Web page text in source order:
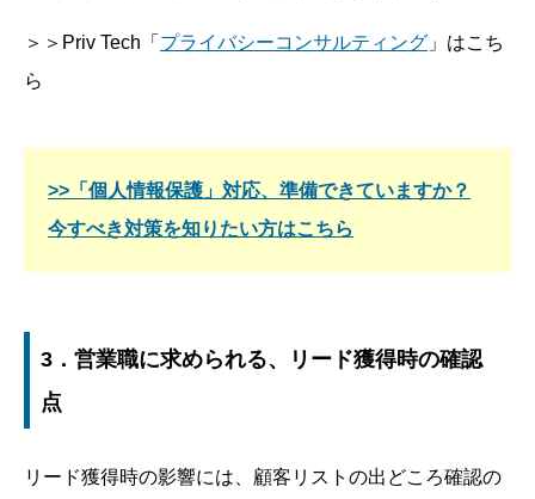
＞＞Priv Tech「 プライバシーコンサルティング 」はこち
ら
>>「個人情報保護」対応、準備できていますか？
今すべき対策を知りたい方はこちら
3．営業職に求められる、リード獲得時の確認
点
リード獲得時の影響には、顧客リストの出どころ確認の